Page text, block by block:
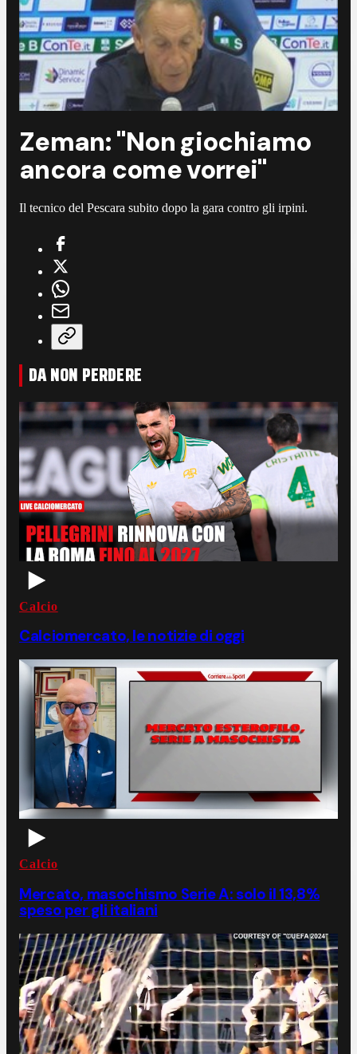
Zeman: "Non giochiamo
ancora come vorrei"
Il tecnico del Pescara subito dopo la gara contro gli irpini.
DA NON PERDERE
Calcio
Calciomercato, le notizie di oggi
Calcio
Mercato, masochismo Serie A: solo il 13,8%
speso per gli italiani